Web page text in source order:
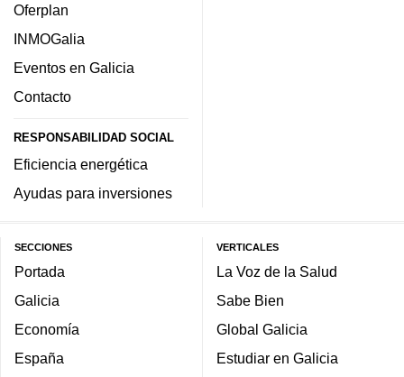
Oferplan
INMOGalia
Eventos en Galicia
Contacto
RESPONSABILIDAD SOCIAL
Eficiencia energética
Ayudas para inversiones
SECCIONES
Portada
Galicia
Economía
España
VERTICALES
La Voz de la Salud
Sabe Bien
Global Galicia
Estudiar en Galicia